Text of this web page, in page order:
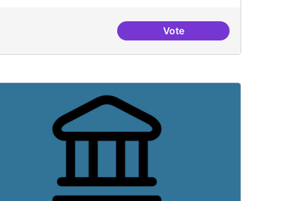
- labs amb programes conjunts de recerca
VoteVideojocs alternatius